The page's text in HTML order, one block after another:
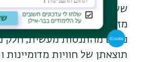
ששווה להקדיש לו זמן באופן
מזכיר שאף שחלק גדול ממה שיש
נרכש מהתנסות מעשית, חלק
תוצאתן של חוויות מדומיינות